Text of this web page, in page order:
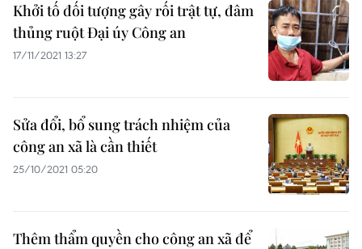
Khởi tố đối tượng gây rối trật tự, đâm
thủng ruột Đại úy Công an
17/11/2021 13:27
Sửa đổi, bổ sung trách nhiệm của
công an xã là cần thiết
25/10/2021 05:20
Thêm thẩm quyền cho công an xã để